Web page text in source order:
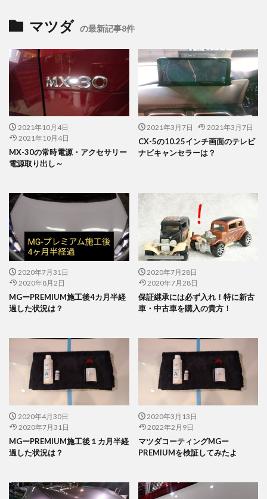
マツダ の最新記事8件
2021年10月4日
2021年10月4日
MX-30の常時電源・アクセサリー
電源取り出し～
2021年3月7日 2021年3月7日
CX-5の10.25インチ画面のテレビ
ナビキャンセラーは？
2020年7月31日
2020年8月2日
MGーPREMIUM施工後4カ月半経
過した状況は？
2020年7月28日
2020年7月28日
保証継承には必ず入れ！特に新古
車・中古車を購入の貴方！
2020年4月30日
2020年7月31日
MGーPREMIUM施工後１カ月半経
過した状況は？
2020年3月13日
2022年2月9日
マツダコーティングMGー
PREMIUMを検証してみたよ